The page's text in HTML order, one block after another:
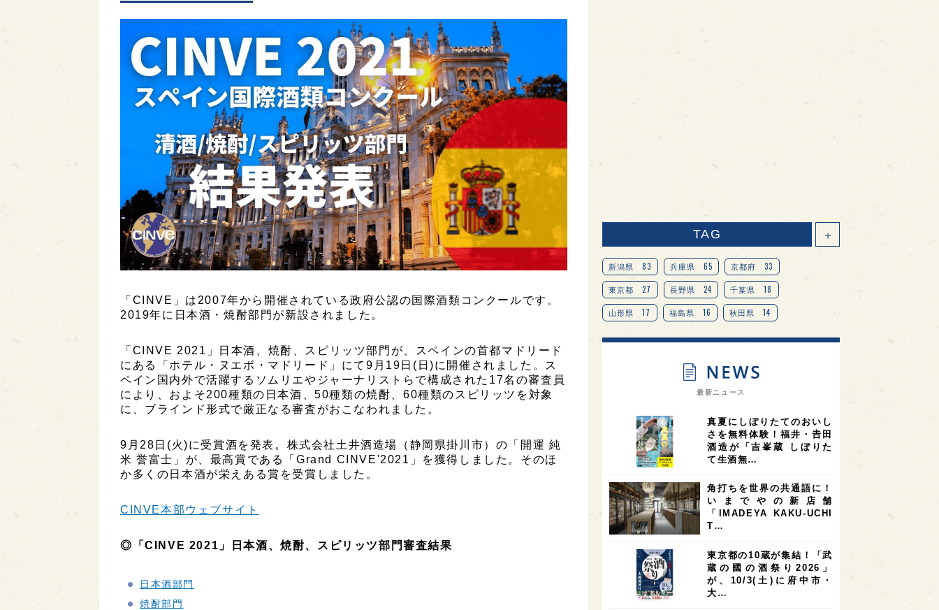
「CINVE」は2007年から開催されている政府公認の国際酒類コンクールです。
2019年に日本酒・焼酎部門が新設されました。
「CINVE 2021」日本酒、焼酎、スピリッツ部門が、スペインの首都マドリード
にある「ホテル・ヌエボ・マドリード」にて9月19日(日)に開催されました。ス
ペイン国内外で活躍するソムリエやジャーナリストらで構成された17名の審査員
により、およそ200種類の日本酒、50種類の焼酎、60種類のスピリッツを対象
に、ブラインド形式で厳正なる審査がおこなわれました。
9月28日(火)に受賞酒を発表。株式会社土井酒造場（静岡県掛川市）の「開運 純
米 誉富士」が、最高賞である「Grand CINVE'2021」を獲得しました。そのほ
か多くの日本酒が栄えある賞を受賞しました。
CINVE本部ウェブサイト
◎「CINVE 2021」日本酒、焼酎、スピリッツ部門審査結果
日本酒部門
焼酎部門
TAG ＋
新潟県 83 兵庫県 65 京都府 33
東京都 27 長野県 24 千葉県 18
山形県 17 福島県 16 秋田県 14
愛知県 14 宮城県 14 岐阜県 13
オピニオンリーダーの視点 9
7 奈良県 滋賀県 7 和歌山県 6
6 フランス 6 高知県 5 島根県 5
山口県 4 アメリカ 4 神奈川県 4
大分県 4 三重県 3 3 3
オーストラリア 台湾 2 アジア
SAKEの時代を生きる 1
最新ニュース
真夏にしぼりたてのおいし
さを無料体験！福井・𠮷田
酒造が「吉峯蔵 しぼりた
て生酒無…
角打ちを世界の共通語に！
いまでやの新店舗
「IMADEYA KAKU-UCHI
T…
東京都の10蔵が集結！「武
蔵の國の酒祭り2026」
が、10/3(土)に府中市・
大…